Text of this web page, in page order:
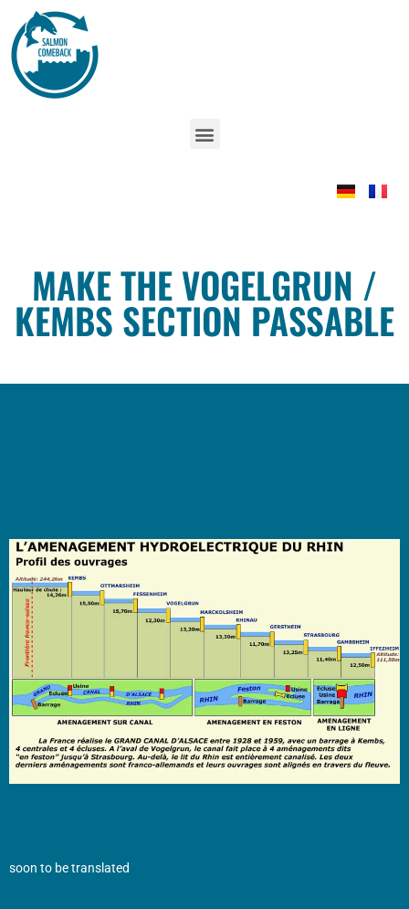
MAKE THE VOGELGRUN /
KEMBS SECTION PASSABLE
soon to be translated